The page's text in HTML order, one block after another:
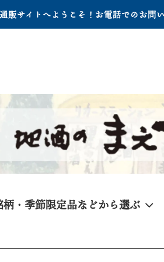
販サイトへようこそ！お電話でのお問
柄・季節限定品などから選ぶ